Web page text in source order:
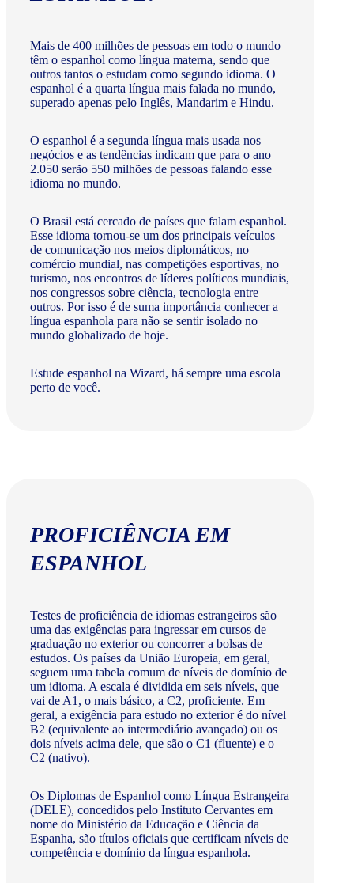
Mais de 400 milhões de pessoas em todo o mundo
têm o espanhol como língua materna, sendo que
outros tantos o estudam como segundo idioma. O
espanhol é a quarta língua mais falada no mundo,
superado apenas pelo Inglês, Mandarim e Hindu.
O espanhol é a segunda língua mais usada nos
negócios e as tendências indicam que para o ano
2.050 serão 550 milhões de pessoas falando esse
idioma no mundo.
O Brasil está cercado de países que falam espanhol.
Esse idioma tornou-se um dos principais veículos
de comunicação nos meios diplomáticos, no
comércio mundial, nas competições esportivas, no
turismo, nos encontros de líderes políticos mundiais,
nos congressos sobre ciência, tecnologia entre
outros. Por isso é de suma importância conhecer a
língua espanhola para não se sentir isolado no
mundo globalizado de hoje.
Estude espanhol na Wizard, há sempre uma escola
perto de você.
PROFICIÊNCIA EM
ESPANHOL
Testes de proficiência de idiomas estrangeiros são
uma das exigências para ingressar em cursos de
graduação no exterior ou concorrer a bolsas de
estudos. Os países da União Europeia, em geral,
seguem uma tabela comum de níveis de domínio de
um idioma. A escala é dividida em seis níveis, que
vai de A1, o mais básico, a C2, proficiente. Em
geral, a exigência para estudo no exterior é do nível
B2 (equivalente ao intermediário avançado) ou os
dois níveis acima dele, que são o C1 (fluente) e o
C2 (nativo).
Os Diplomas de Espanhol como Língua Estrangeira
(DELE), concedidos pelo Instituto Cervantes em
nome do Ministério da Educação e Ciência da
Espanha, são títulos oficiais que certificam níveis de
competência e domínio da língua espanhola.